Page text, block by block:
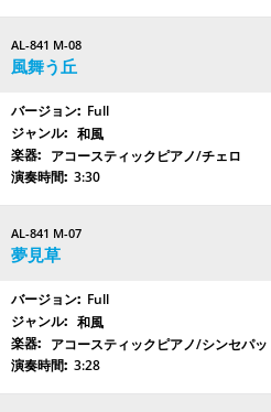
AL-841 M-08
風舞う丘
Full
和風
アコースティックピアノ/チェロ
3:30
AL-841 M-07
夢見草
Full
和風
アコースティックピアノ/シンセパ
3:28